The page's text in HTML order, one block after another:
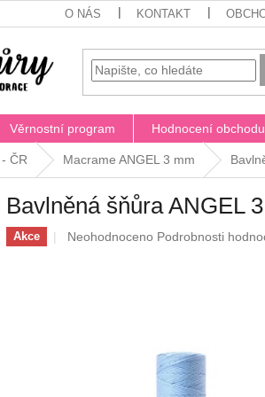
O NÁS KONTAKT
Věrnostní program Hodnocení obchodu
ČR Macrame ANGEL 3 mm
Bavlněná šňůra ANGEL
Akce
Průměrné
Neohodnoceno Podrobnosti